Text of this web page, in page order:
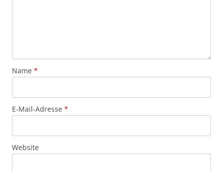
Name *
E-Mail-Adresse *
Website